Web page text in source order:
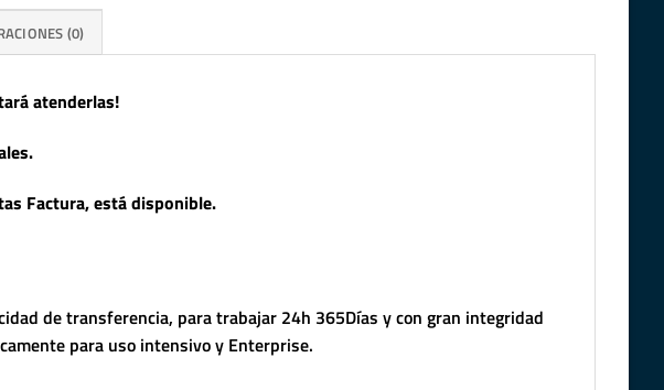
(0)
atenderlas!
Factura, está disponible.
de transferencia, para trabajar 24h 365Días y con gran integridad
para uso intensivo y Enterprise.